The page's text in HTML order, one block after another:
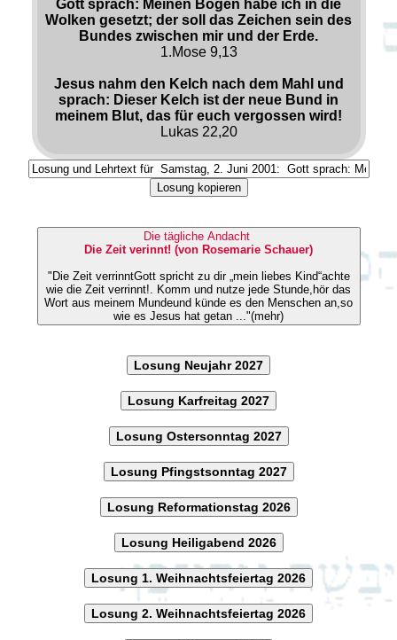
Gott sprach: Meinen Bogen habe ich in die
Wolken gesetzt; der soll das Zeichen sein des
Bundes zwischen mir und der Erde.
1.Mose 9,13
Jesus nahm den Kelch nach dem Mahl und
sprach: Dieser Kelch ist der neue Bund in
meinem Blut, das für euch vergossen wird!
Lukas 22,20
Losung kopieren
Die tägliche Andacht
Die Zeit verinnt! (von Rosemarie Schauer)
"Die Zeit verrinntGott spricht zu dir „mein liebes Kind“achte
wie die Zeit verrinnt!. Komm und nutze jede Stunde,hör das
Wort aus meinem Mundeund künde es den Menschen an,so
wie es Jesus hat getan ..."(mehr)
Losung Neujahr 2027
Losung Karfreitag 2027
Losung Ostersonntag 2027
Losung Pfingstsonntag 2027
Losung Reformationstag 2026
Losung Heiligabend 2026
Losung 1. Weihnachtsfeiertag 2026
Losung 2. Weihnachtsfeiertag 2026